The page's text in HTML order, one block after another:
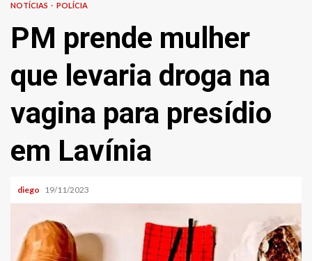
NOTÍCIAS POLÍCIA
PM prende mulher
que levaria droga na
vagina para presídio
em Lavínia
diego 19/11/2023